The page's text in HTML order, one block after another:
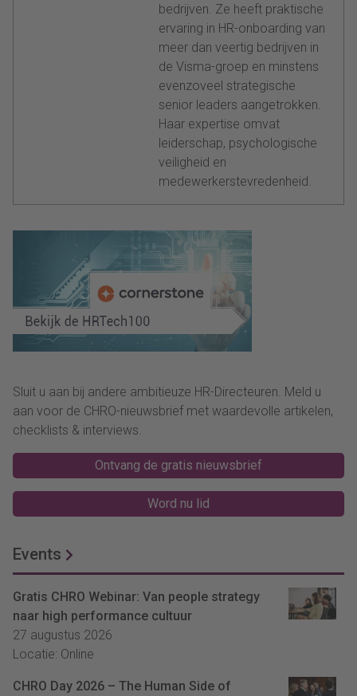
bedrijven. Ze heeft praktische
ervaring in HR-onboarding van
meer dan veertig bedrijven in
de Visma-groep en minstens
evenzoveel strategische
senior leaders aangetrokken.
Haar expertise omvat
leiderschap, psychologische
veiligheid en
medewerkerstevredenheid.
Sluit u aan bij andere ambitieuze HR-Directeuren. Meld u
aan voor de CHRO-nieuwsbrief met waardevolle artikelen,
checklists & interviews.
Ontvang de gratis nieuwsbrief
Word nu lid
Events
Gratis CHRO Webinar: Van people strategy
naar high performance cultuur
27 augustus 2026
Locatie: Online
CHRO Day 2026 – The Human Side of